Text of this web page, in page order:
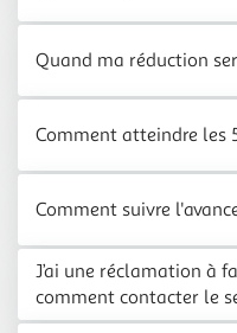
Quand ma réduction
Comment atteindre les
Comment suivre
J’ai une réclamation à
comment contacter le